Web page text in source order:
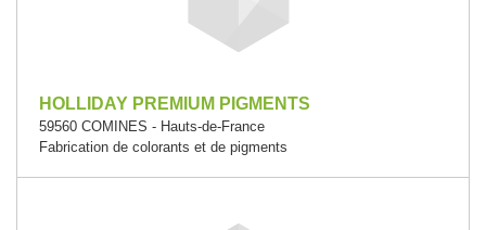
HOLLIDAY PREMIUM PIGMENTS
59560 COMINES - Hauts-de-France
Fabrication de colorants et de pigments